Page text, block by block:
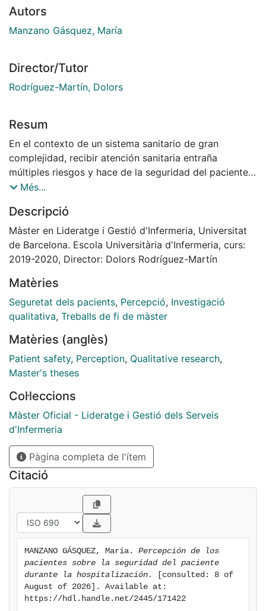
Autors
Manzano Gásquez, María
Director/Tutor
Rodríguez-Martín, Dolors
Resum
En el contexto de un sistema sanitario de gran
complejidad, recibir atención sanitaria entraña
múltiples riesgos y hace de la seguridad del paciente
(SP) un componente clave de la calidad asistencial.
realizados para afrontar los problemas que la SP nos
plantea son insuficientes. Por eso, es necesario
involucrar a los pacientes y poder acceder a la valiosa
información que nos pueden aportar. El objetivo de
pacientes sobre la SP durante el proceso de
hospitalización en el Consorci Sanitari Alt Penedès-
Garraf, bajo una visión paradigmática constructivista y
fenomenológica. Los datos se obtendrán mediante la
entrevista en profundidad, utilizando un muestreo de
variación máxima y un análisis temático del contenido.
para una mayor comprensión del fenómeno
posibilitando a las enfermeras prever e identificar
nuevas situaciones de riesgo y ajustar los cuidados a
las necesidades, expectativas y prioridades de los
pacientes.
Més...
Descripció
Màster en Lideratge i Gestió d'Infermeria, Universitat
de Barcelona. Escola Universitària d'Infermeria, curs:
2019-2020, Director: Dolors Rodríguez-Martín
Matèries
Seguretat dels pacients, Percepció, Investigació
qualitativa, Treballs de fi de màster
Matèries (anglès)
Patient safety, Perception, Qualitative research,
Master's theses
Col·leccions
Màster Oficial - Lideratge i Gestió dels Serveis
d'Infermeria
Pàgina completa de l'ítem
Citació
MANZANO GÁSQUEZ, María. Percepción de los
pacientes sobre la seguridad del paciente
durante la hospitalización.
[consulted: 8 of
August of 2026]. Available at:
https://hdl.handle.net/2445/171422